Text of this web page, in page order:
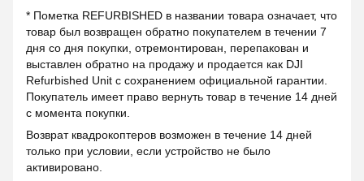
* Пометка REFURBISHED в названии товара означает, что
товар был возвращен обратно покупателем в течении 7
дня со дня покупки, отремонтирован, перепакован и
выставлен обратно на продажу и продается как DJI
Refurbished Unit с сохранением официальной гарантии.
Покупатель имеет право вернуть товар в течение 14 дней
с момента покупки.
Возврат квадрокоптеров возможен в течение 14 дней
только при условии, если устройство не было
активировано.